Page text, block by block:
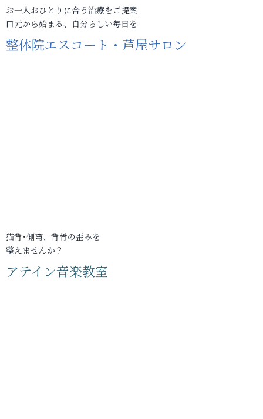
お一人おひとりに合う治療をご提案
口元から始まる、自分らしい毎日を
整体院エスコート・芦屋サロン
猫背･側弯、背骨の歪みを
整えませんか？
アテイン音楽教室